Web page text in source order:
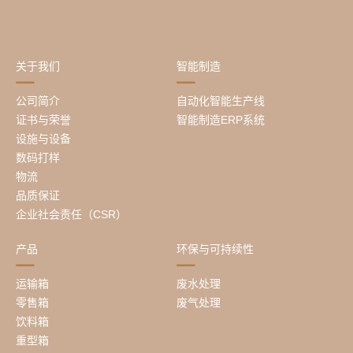
关于我们
公司简介
证书与荣誉
设施与设备
数码打样
物流
品质保证
企业社会责任（CSR）
智能制造
自动化智能生产线
智能制造ERP系统
产品
运输箱
零售箱
饮料箱
重型箱
环保与可持续性
废水处理
废气处理